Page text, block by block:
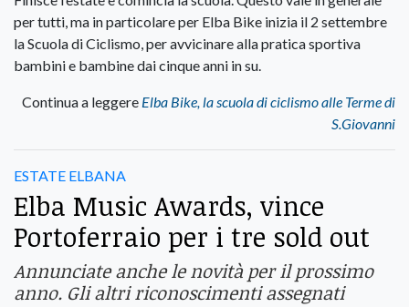
per tutti, ma in particolare per Elba Bike inizia il 2 settembre
la Scuola di Ciclismo, per avvicinare alla pratica sportiva
bambini e bambine dai cinque anni in su.
Continua a leggere Elba Bike, la scuola di ciclismo alle Terme di
S.Giovanni
ESTATE ELBANA
Elba Music Awards, vince
Portoferraio per i tre sold out
Annunciate anche le novità per il prossimo
anno. Gli altri riconoscimenti assegnati